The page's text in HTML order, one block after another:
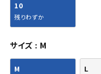
10
残りわずか
サイズ M
M L